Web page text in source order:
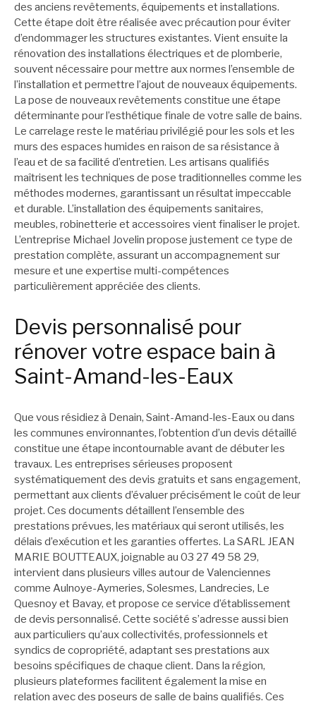
des anciens revêtements, équipements et installations.
Cette étape doit être réalisée avec précaution pour éviter
d’endommager les structures existantes. Vient ensuite la
rénovation des installations électriques et de plomberie,
souvent nécessaire pour mettre aux normes l’ensemble de
l’installation et permettre l’ajout de nouveaux équipements.
La pose de nouveaux revêtements constitue une étape
déterminante pour l’esthétique finale de votre salle de bains.
Le carrelage reste le matériau privilégié pour les sols et les
murs des espaces humides en raison de sa résistance à
l’eau et de sa facilité d’entretien. Les artisans qualifiés
maîtrisent les techniques de pose traditionnelles comme les
méthodes modernes, garantissant un résultat impeccable
et durable. L’installation des équipements sanitaires,
meubles, robinetterie et accessoires vient finaliser le projet.
L’entreprise Michael Jovelin propose justement ce type de
prestation complète, assurant un accompagnement sur
mesure et une expertise multi-compétences
particulièrement appréciée des clients.
Devis personnalisé pour
rénover votre espace bain à
Saint-Amand-les-Eaux
Que vous résidiez à Denain, Saint-Amand-les-Eaux ou dans
les communes environnantes, l’obtention d’un devis détaillé
constitue une étape incontournable avant de débuter les
travaux. Les entreprises sérieuses proposent
systématiquement des devis gratuits et sans engagement,
permettant aux clients d’évaluer précisément le coût de leur
projet. Ces documents détaillent l’ensemble des
prestations prévues, les matériaux qui seront utilisés, les
délais d’exécution et les garanties offertes. La SARL JEAN
MARIE BOUTTEAUX, joignable au 03 27 49 58 29,
intervient dans plusieurs villes autour de Valenciennes
comme Aulnoye-Aymeries, Solesmes, Landrecies, Le
Quesnoy et Bavay, et propose ce service d’établissement
de devis personnalisé. Cette société s’adresse aussi bien
aux particuliers qu’aux collectivités, professionnels et
syndics de copropriété, adaptant ses prestations aux
besoins spécifiques de chaque client. Dans la région,
plusieurs plateformes facilitent également la mise en
relation avec des poseurs de salle de bains qualifiés. Ces